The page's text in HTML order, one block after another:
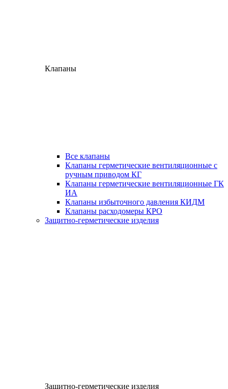
Клапаны
Все клапаны
Клапаны герметические вентиляционные с
ручным приводом КГ
Клапаны герметические вентиляционные ГК
ИА
Клапаны избыточного давления КИДМ
Клапаны расходомеры КРО
Защитно-герметические изделия
Защитно-герметические изделия